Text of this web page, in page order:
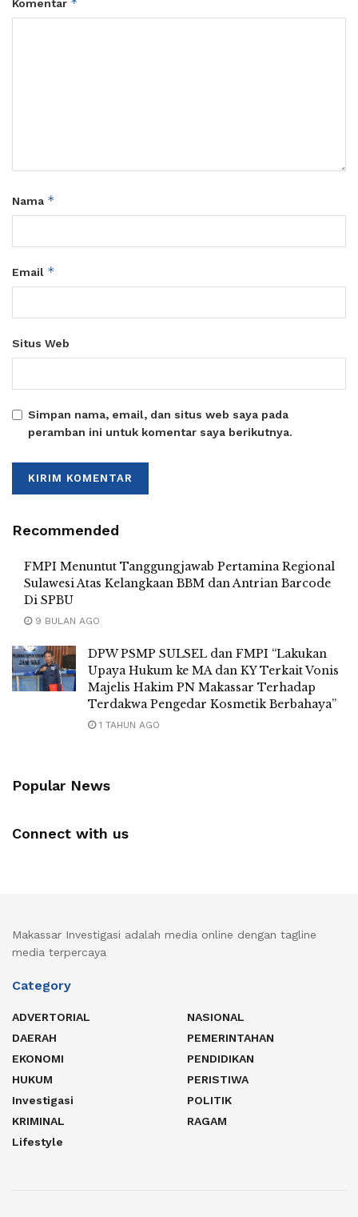
Komentar
Nama *
Email *
Situs Web
Simpan nama, email, dan situs web saya pada
peramban ini untuk komentar saya berikutnya.
Recommended
FMPI Menuntut Tanggungjawab Pertamina Regional
Sulawesi Atas Kelangkaan BBM dan Antrian Barcode
Di SPBU
9 BULAN AGO
DPW PSMP SULSEL dan FMPI “Lakukan
Upaya Hukum ke MA dan KY Terkait Vonis
Majelis Hakim PN Makassar Terhadap
Terdakwa Pengedar Kosmetik Berbahaya”
1 TAHUN AGO
Popular News
Connect with us
Makassar Investigasi adalah media online dengan tagline
media terpercaya
Category
ADVERTORIAL
DAERAH
EKONOMI
HUKUM
Investigasi
KRIMINAL
Lifestyle
NASIONAL
PEMERINTAHAN
PENDIDIKAN
PERISTIWA
POLITIK
RAGAM